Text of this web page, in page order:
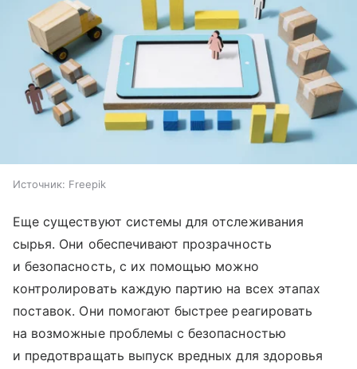
Источник: Freepik
Еще существуют системы для отслеживания
сырья. Они обеспечивают прозрачность
и безопасность, с их помощью можно
контролировать каждую партию на всех этапах
поставок. Они помогают быстрее реагировать
на возможные проблемы с безопасностью
и предотвращать выпуск вредных для здоровья